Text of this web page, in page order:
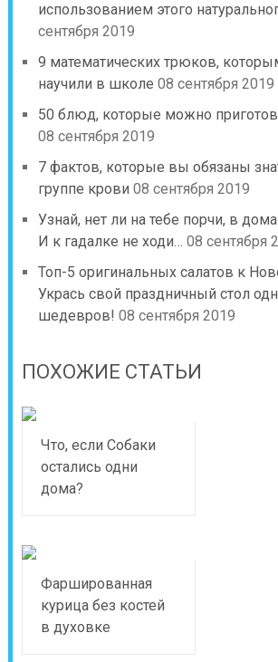
использованием этого
сентября 2019
9 математических трюков,
научили в школе 08 сентября 2019
50 блюд, которые можно
08 сентября 2019
7 фактов, которые вы обязаны
группе крови 08 сентября 2019
Узнай, нет ли на тебе порчи, в
И к гадалке не ходи… 08 сентября
Топ-5 оригинальных салатов к
Укрась свой праздничный стол
шедевров! 08 сентября 2019
ПОХОЖИЕ СТАТЬИ
Что, если Собаки
остались одни
дома?
Фаршированная
курица без костей
в духовке